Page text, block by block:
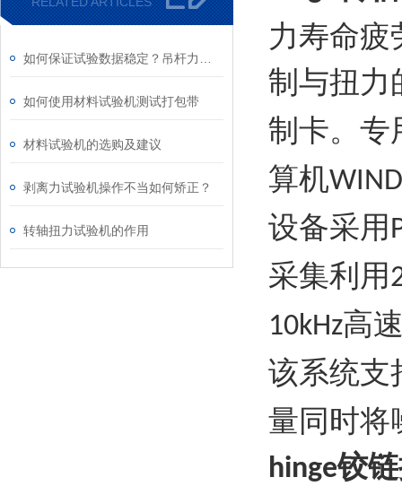
如何使用材料试验机测试打包带
材料试验机的选购及建议
剥离力试验机操作不当如何矫正？
转轴扭力试验机的作用
力寿命疲
制与扭力
制卡。专
算机
设备采用
采集利用
10kHz高
该系统支
量同时将
hinge铰